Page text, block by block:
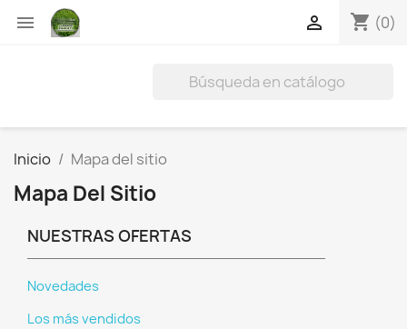
 shopping_cart (0)

Inicio Mapa del sitio
Mapa Del Sitio
NUESTRAS OFERTAS
Novedades
Los más vendidos